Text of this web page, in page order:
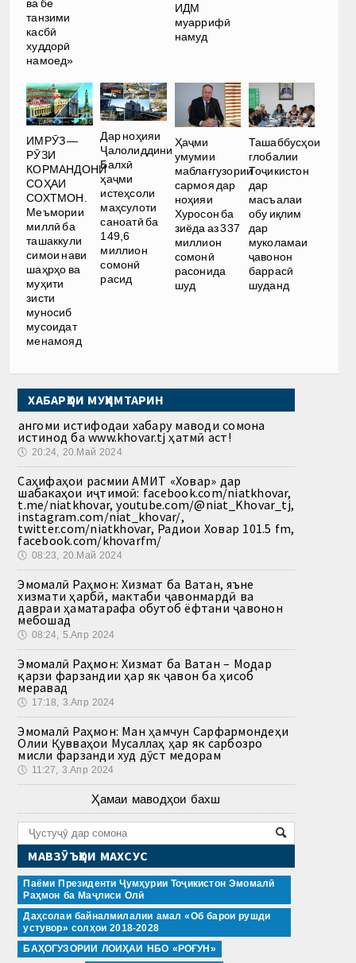
ва бе
танзими
касбӣ
худдорӣ
намоед»
ИДМ
муаррифӣ
намуд
ИМРӮЗ —
РӮЗИ
КОРМАНДОНИ
СОҲАИ
СОХТМОН.
Меъмории
миллӣ ба
ташаккули
симои нави
шаҳрҳо ва
муҳити
зисти
муносиб
мусоидат
менамояд
Дар ноҳияи
Ҷалолиддини
Балхӣ
ҳаҷми
истеҳсоли
маҳсулоти
саноатӣ ба
149,6
миллион
сомонӣ
расид
Ҳаҷми
умумии
маблағгузории
сармоя дар
ноҳияи
Хуросон ба
зиёда аз 337
миллион
сомонӣ
расонида
шуд
Ташаббусҳои
глобалии
Тоҷикистон
дар
масъалаи
обу иқлим
дар
муколамаи
ҷавонон
баррасӣ
шуданд
ХАБАРҲОИ МУҲИМТАРИН
Ҳангоми истифодаи хабару маводи сомона
истинод ба www.khovar.tj ҳатмӣ аст!
🕔 20:24, 20.Май 2024
Саҳифаҳои расмии АМИТ «Ховар» дар
шабакаҳои иҷтимоӣ: facebook.com/niatkhovar,
t.me/niatkhovar, youtube.com/@niat_Khovar_tj,
instagram.com/niat_khovar/,
twitter.com/niatkhovar, Радиои Ховар 101.5 fm,
facebook.com/khovarfm/
🕔 08:23, 20.Май 2024
Эмомалӣ Раҳмон: Хизмат ба Ватан, яъне
хизмати ҳарбӣ, мактаби ҷавонмардӣ ва
давраи ҳаматарафа обутоб ёфтани ҷавонон
мебошад
🕔 08:24, 5.Апр 2024
Эмомалӣ Раҳмон: Хизмат ба Ватан – Модар
қарзи фарзандии ҳар як ҷавон ба ҳисоб
меравад
🕔 17:18, 3.Апр 2024
Эмомалӣ Раҳмон: Ман ҳамчун Сарфармондеҳи
Олии Қувваҳои Мусаллаҳ ҳар як сарбозро
мисли фарзанди худ дӯст медорам
🕔 11:27, 3.Апр 2024
Ҳамаи маводҳои бахш
МАВЗӮЪҲОИ МАХСУС
Паёми Президенти Ҷумҳурии Тоҷикистон Эмомалӣ
Раҳмон ба Маҷлиси Олӣ
Даҳсолаи байналмилалии амал «Об барои рушди
устувор» солҳои 2018-2028
БАҲОГУЗОРИИ ЛОИҲАИ НБО «РОҒУН»